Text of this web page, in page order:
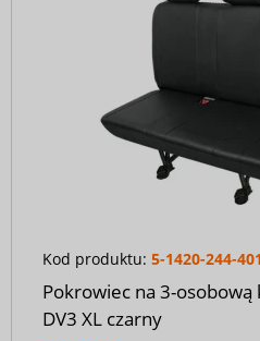
Kod produktu: 5-1420-244-
Pokrowiec na 3-osobową
DV3 XL czarny